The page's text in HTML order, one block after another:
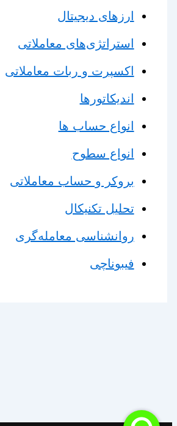
ارزهای دیجیتال
استراتژی‌های معاملاتی
اکسپرت و ربات معاملاتی
اندیکاتورها
انواع حساب ها
انواع سطوح
بروکر و حساب معاملاتی
تحلیل تکنیکال
روانشناسی معامله‌گری
فیبوناچی